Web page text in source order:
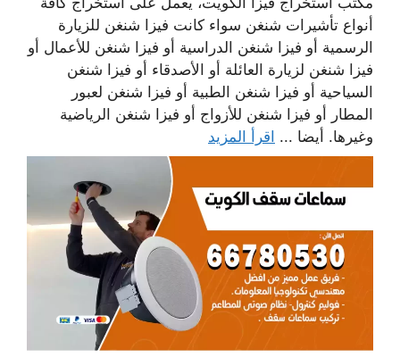
أنواع تأشيرات شنغن سواء كانت فيزا شنغن للزيارة
الرسمية أو فيزا شنغن الدراسية أو فيزا شنغن للأعمال أو
فيزا شنغن لزيارة العائلة أو الأصدقاء أو فيزا شنغن
السياحية أو فيزا شنغن الطبية أو فيزا شنغن لعبور
المطار أو فيزا شنغن للأزواج أو فيزا شنغن الرياضية
وغيرها. أيضا ... اقرأ المزيد